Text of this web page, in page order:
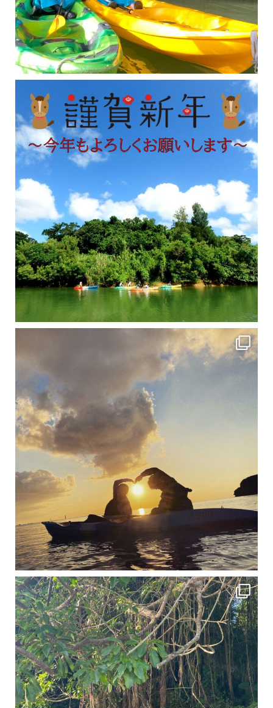
修学旅行シーズンも終わり、一気に冷え込んできました。 2025年今年もあっという間に終
12月に入り、沖縄も流石に半袖では過ごせなくなってきました
ですが、日中はまだ20℃